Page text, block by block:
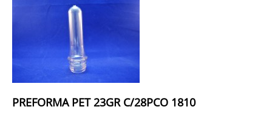
PREFORMA PET 23GR C/28PCO 1810